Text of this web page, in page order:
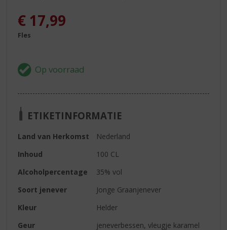
€ 17,99
Fles
ETIKETINFORMATIE
Land van Herkomst
Nederland
Inhoud
100 CL
Alcoholpercentage
35% vol
Soort jenever
Jonge Graanjenever
Kleur
Helder
Geur
jeneverbessen, vleugje karamel